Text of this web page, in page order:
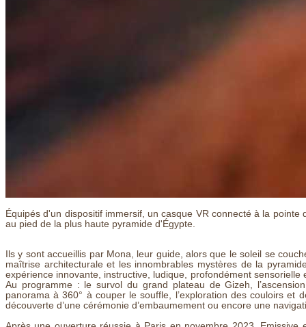
Équipés d'un dispositif immersif, un casque VR connecté à la
au pied de la plus haute pyramide d'Égypte.
Ils y sont accueillis par Mona, leur guide, alors que le soleil se
maîtrise architecturale et les innombrables mystères de la
expérience innovante, instructive, ludique, profondément
Au programme : le survol du grand plateau de Gizeh,
panorama à 360° à couper le souffle, l’exploration des couloirs
découverte d’une cérémonie d’embaumement ou encore une